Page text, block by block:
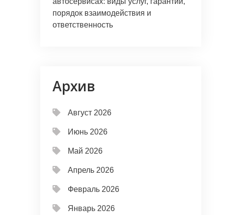
порядок взаимодействия и
ответственность
Архив
Август 2026
Июнь 2026
Май 2026
Апрель 2026
Февраль 2026
Январь 2026